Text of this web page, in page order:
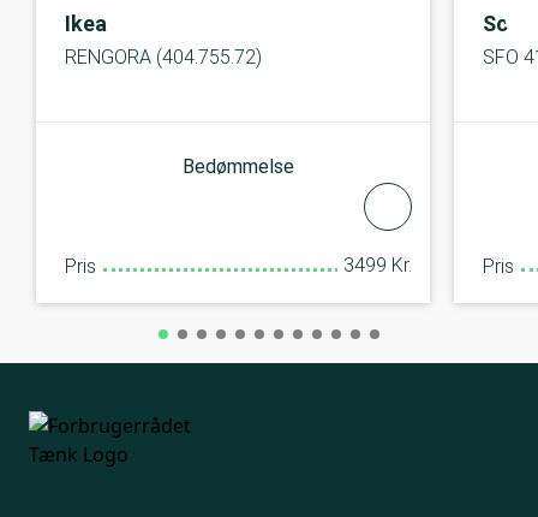
Ikea
RENGORA (404.755.72)
Bedømmelse
Pris 3499 Kr.
SFO
Pris